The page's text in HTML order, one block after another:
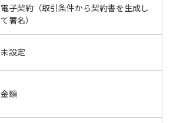
電子契約（取引条件から契約書を生成し
て署名）
未設定
金額